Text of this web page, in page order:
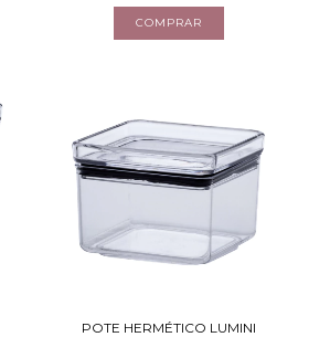
POTE HERMÉTICO LUMINI